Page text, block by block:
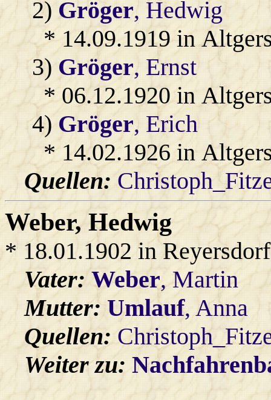
2) Gröger, Hedwig
* 14.09.1919 in
3) Gröger, Ernst
* 06.12.1920 in
4) Gröger, Erich
* 14.02.1926 in
Quellen:
Weber, Hedwig
* 18.01.1902 in Reyersdorf
Vater:Weber, Martin
Mutter:Umlauf, Anna
Quellen:
Weiter zu: